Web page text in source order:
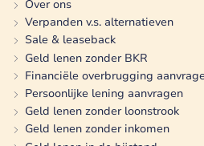
Over ons
Verpanden v.s. alternatieven
Sale & leaseback
Geld lenen zonder BKR
Financiële overbrugging
Persoonlijke lening aanvragen
Geld lenen zonder loonstrook
Geld lenen zonder inkomen